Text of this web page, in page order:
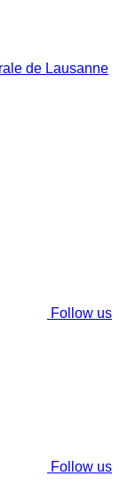
Follow us
Follow us